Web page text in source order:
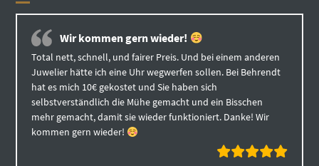
Wir kommen gern wieder!
Total nett, schnell, und fairer Preis. Und bei einem anderen
Juwelier hätte ich eine Uhr wegwerfen sollen. Bei Behrendt
hat es mich 10€ gekostet und Sie haben sich
selbstverständlich die Mühe gemacht und ein Bisschen
mehr gemacht, damit sie wieder funktioniert. Danke! Wir
kommen gern wieder!